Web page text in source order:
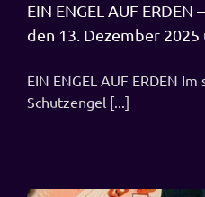
EIN ENGEL AUF ERDEN
den 13. Dezember 2025
EIN ENGEL AUF ERDEN
Schutzengel [...]